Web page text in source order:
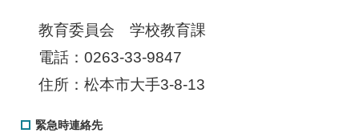
教育委員会 学校教育課
電話：0263-33-9847
住所：松本市大手3-8-13
緊急時連絡先